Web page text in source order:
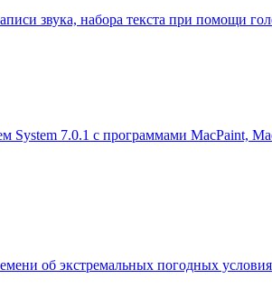
звука, набора текста при помощи
System 7.0.1 с программами MacPaint,
об экстремальных погодных